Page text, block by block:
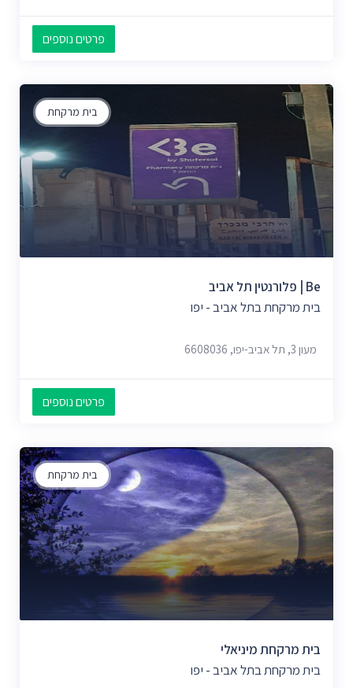
פרטים נוספים
בית מרקחת
Be | פלורנטין תל אביב
בית מרקחת בתל אביב - יפו
מעון 3, תל אביב-יפו, 6608036
פרטים נוספים
בית מרקחת
בית מרקחת מיניאלי
בית מרקחת בתל אביב - יפו